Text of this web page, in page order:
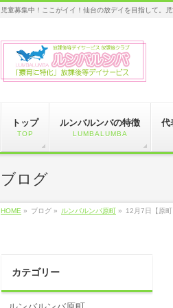
児童募集中！ここがイイ！仙台の放デイを目指して。
トップ
TOP
ルンバルンバの特徴
LUMBALUMBA
代
ブログ
HOME » ブログ » ルンバルンバ原町 » 12月7日【原
カテゴリー